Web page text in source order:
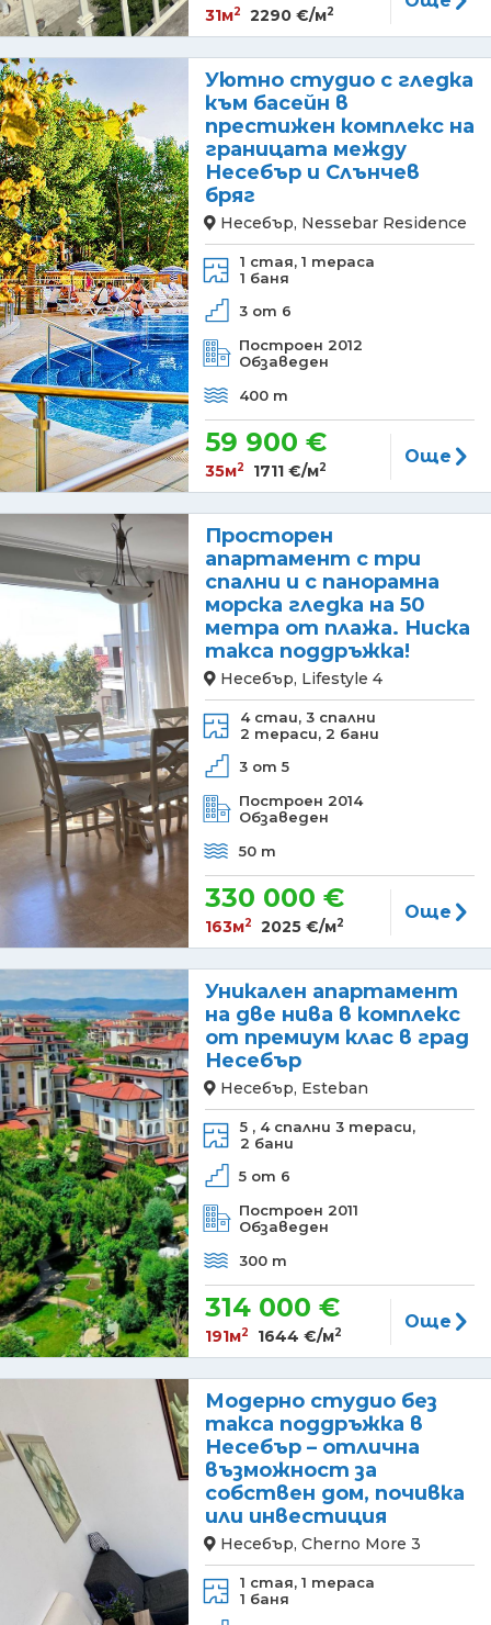
31м2 2290 €/м2
Уютно студио с гледка
към басейн в
престижен комплекс на
границата между
Несебър и Слънчев
бряг
Несебър, Nessebar Residence
1 стая, 1 тераса
1 баня
3 от 6
Построен 2012
Обзаведен
400 m
59 900 €
35м2 1711 €/м2
Още
Просторен
апартамент с три
спални и с панорамна
морска гледка на 50
метра от плажа. Ниска
такса поддръжка!
Несебър, Lifestyle 4
4 стаи, 3 спални
2 тераси, 2 бани
3 от 5
Построен 2014
Обзаведен
50 m
330 000 €
163м2 2025 €/м2
Още
Уникален апартамент
на две нива в комплекс
от премиум клас в град
Несебър
Несебър, Esteban
5 , 4 спални 3 тераси,
2 бани
5 от 6
Построен 2011
Обзаведен
300 m
314 000 €
191м2 1644 €/м2
Още
Модерно студио без
такса поддръжка в
Несебър – отлична
възможност за
собствен дом, почивка
или инвестиция
Несебър, Cherno More 3
1 стая, 1 тераса
1 баня